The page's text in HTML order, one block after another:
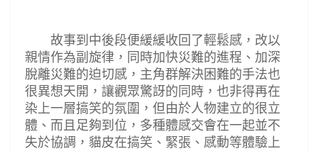
故事到中後段便緩緩收回了輕鬆感，改以
親情作為副旋律，同時加快災難的進程 、 加深
脫離災難的迫切感，主角群解決困難的手法也
很異想天開，讓觀眾驚訝的同時，也非得再在
染上一層搞笑的氛圍，但由於人物建立的很立
體 、而且足夠到位，多種體感交會在一起並不
失於協調，貓皮在搞笑 、緊張、 感動等體驗上